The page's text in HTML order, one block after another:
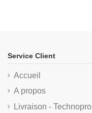
Service Client
Accueil
A propos
Livraison - Technopro